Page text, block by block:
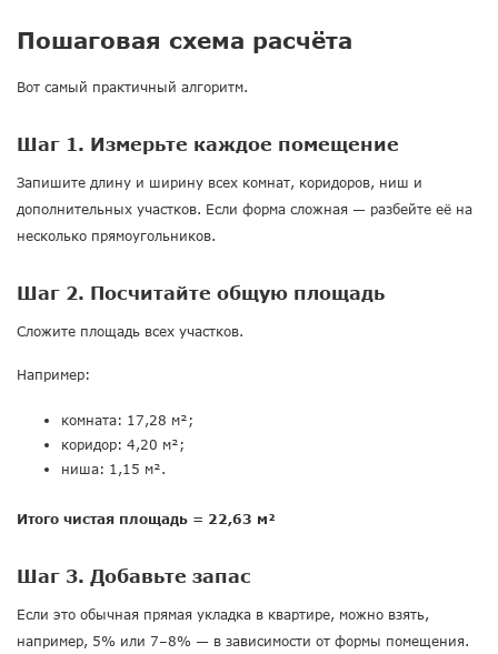
Пошаговая схема расчёта
Вот самый практичный алгоритм.
Шаг 1. Измерьте каждое помещение
Запишите длину и ширину всех комнат, коридоров, ниш и
дополнительных участков. Если форма сложная — разбейте её на
несколько прямоугольников.
Шаг 2. Посчитайте общую площадь
Сложите площадь всех участков.
Например:
комната: 17,28 м²;
коридор: 4,20 м²;
ниша: 1,15 м².
Итого чистая площадь = 22,63 м²
Шаг 3. Добавьте запас
Если это обычная прямая укладка в квартире, можно взять,
например, 5% или 7–8% — в зависимости от формы помещения.